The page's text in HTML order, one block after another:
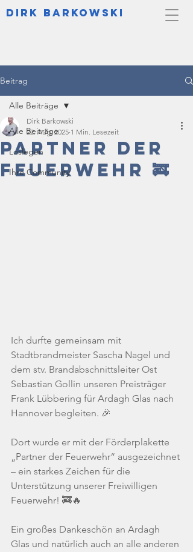
DIrk Barkowski
Beitrag
Alle Beiträge
Loslegen
Ihre Community
Alle Beiträge
Partner der
Feuerwehr 🚒
Dirk Barkowski
22. Aug. 2025 1 Min. Lesezeit
Ich durfte gemeinsam mit
Stadtbrandmeister Sascha Nagel und
dem stv. Brandabschnittsleiter Ost
Sebastian Gollin unseren Preisträger
Frank Lübbering für Ardagh Glas nach
Hannover begleiten. 🎉
Dort wurde er mit der Förderplakette
„Partner der Feuerwehr“ ausgezeichnet
– ein starkes Zeichen für die
Unterstützung unserer Freiwilligen
Feuerwehr! 🚒🔥
Ein großes Dankeschön an Ardagh
Glas und natürlich auch an alle anderen